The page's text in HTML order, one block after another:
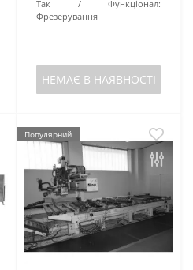
Так
Функціонал:
Фрезерування
НЕМАЄ В НАЯВНОСТІ
Популярний